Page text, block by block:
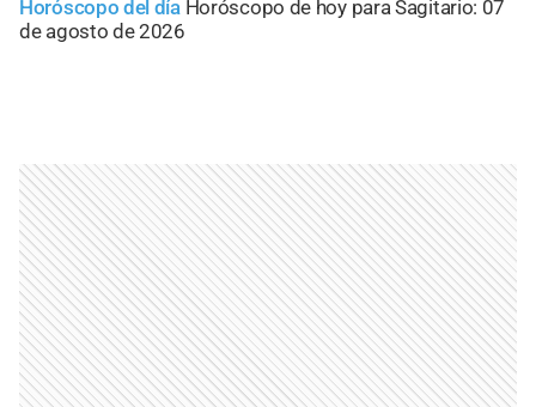
Horóscopo del día Horóscopo de hoy para Sagitario: 07
de agosto de 2026